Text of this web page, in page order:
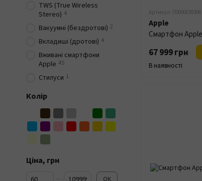
Артикул: П0000039396
Apple
67 999 грн
В наявності
TWS (True Wireless
Stereo) 4
Вакуумні (бездротові) 2
Вкладиші (дротові) 4
Вживані смартфони
Apple 45
Стилуси 1
Колір
Ціна, грн
Від Ціна, грн
До Ціна, грн ОК